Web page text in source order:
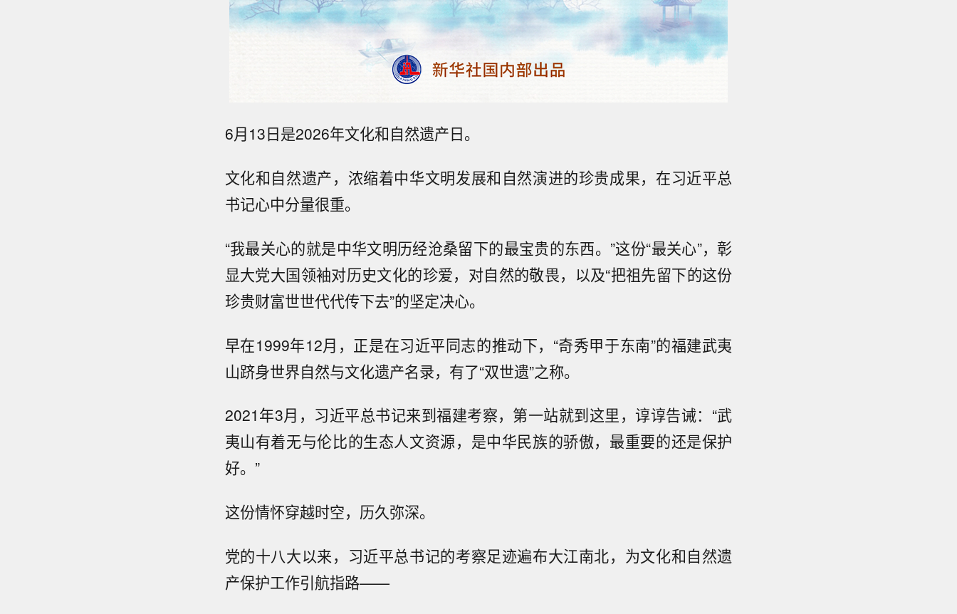
6月13日是2026年文化和自然遗产日。
文化和自然遗产，浓缩着中华文明发展和自然演进的珍贵成果，在习近平总
书记心中分量很重。
“我最关心的就是中华文明历经沧桑留下的最宝贵的东西。”这份“最关心”，彰
显大党大国领袖对历史文化的珍爱，对自然的敬畏，以及“把祖先留下的这份
珍贵财富世世代代传下去”的坚定决心。
早在1999年12月，正是在习近平同志的推动下，“奇秀甲于东南”的福建武夷
山跻身世界自然与文化遗产名录，有了“双世遗”之称。
2021年3月，习近平总书记来到福建考察，第一站就到这里，谆谆告诫：“武
夷山有着无与伦比的生态人文资源，是中华民族的骄傲，最重要的还是保护
好。”
这份情怀穿越时空，历久弥深。
党的十八大以来，习近平总书记的考察足迹遍布大江南北，为文化和自然遗
产保护工作引航指路——